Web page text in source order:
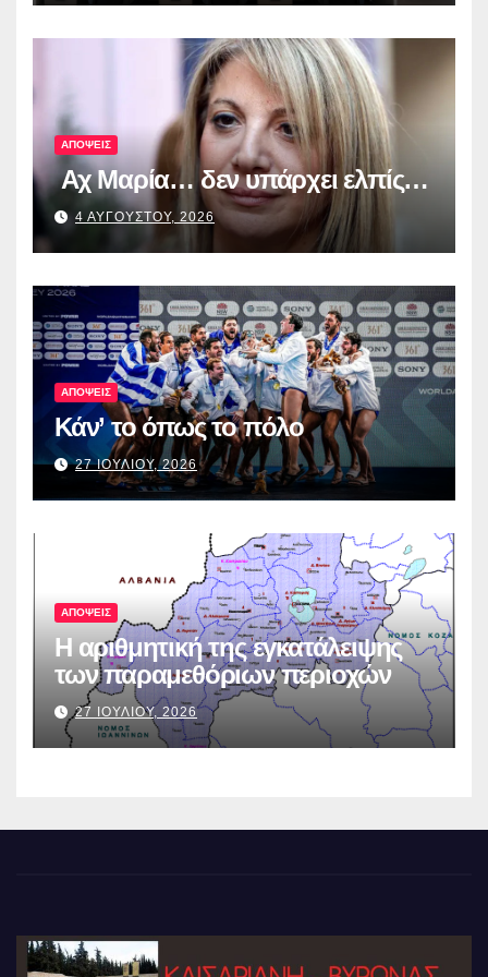
ψηφιακά εργαλεία στην Ευρώπη
για τη διαφάνεια και τη
λογοδοσία»
ΑΠΟΨΕΙΣ
Αχ Μαρία… δεν υπάρχει ελπίς…
4 ΑΥΓΟΥΣΤΟΥ, 2026
ΑΠΟΨΕΙΣ
Κάν’ το όπως το πόλο
27 ΙΟΥΛΙΟΥ, 2026
ΑΠΟΨΕΙΣ
Η αριθμητική της εγκατάλειψης
των παραμεθόριων περιοχών
27 ΙΟΥΛΙΟΥ, 2026